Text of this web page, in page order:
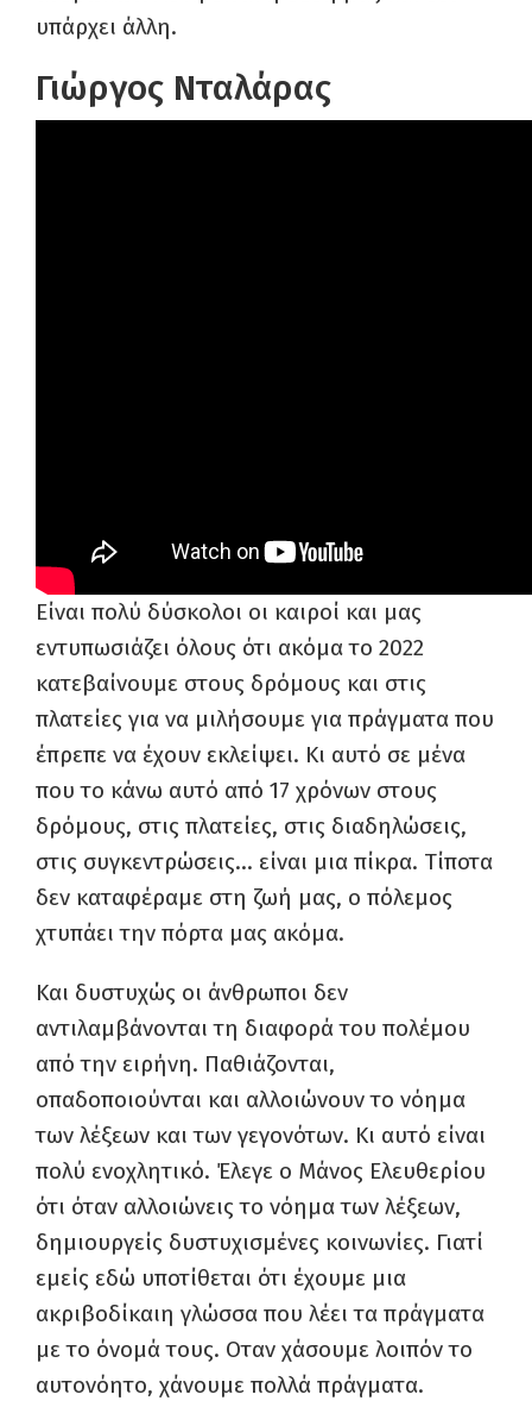
υπάρχει άλλη.
Γιώργος Νταλάρας
Είναι πολύ δύσκολοι οι καιροί και μας
εντυπωσιάζει όλους ότι ακόμα το 2022
κατεβαίνουμε στους δρόμους και στις
πλατείες για να μιλήσουμε για πράγματα που
έπρεπε να έχουν εκλείψει. Κι αυτό σε μένα
που το κάνω αυτό από 17 χρόνων στους
δρόμους, στις πλατείες, στις διαδηλώσεις,
στις συγκεντρώσεις… είναι μια πίκρα. Τίποτα
δεν καταφέραμε στη ζωή μας, ο πόλεμος
χτυπάει την πόρτα μας ακόμα.
Και δυστυχώς οι άνθρωποι δεν
αντιλαμβάνονται τη διαφορά του πολέμου
από την ειρήνη. Παθιάζονται,
οπαδοποιούνται και αλλοιώνουν το νόημα
των λέξεων και των γεγονότων. Κι αυτό είναι
πολύ ενοχλητικό. Έλεγε ο Μάνος Ελευθερίου
ότι όταν αλλοιώνεις το νόημα των λέξεων,
δημιουργείς δυστυχισμένες κοινωνίες. Γιατί
εμείς εδώ υποτίθεται ότι έχουμε μια
ακριβοδίκαιη γλώσσα που λέει τα πράγματα
με το όνομά τους. Οταν χάσουμε λοιπόν το
αυτονόητο, χάνουμε πολλά πράγματα.